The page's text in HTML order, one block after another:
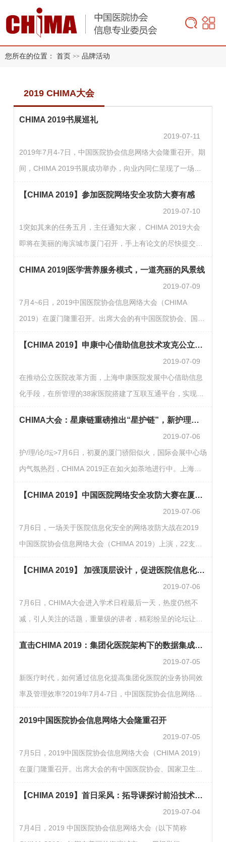
您所在的位置： 首页 >> 品牌活动
2019 CHIMA大会
CHIMA 2019书展巡礼
2019-07-11
2019年7月4-7日，中国医院协会信息网络大会隆重召开。期
间，CHIMA 2019书展成功举办，向业内同仁呈现了一场学
主题的CHIMA书展，已经连续举办三届。与往届书展不同，
今年书展的规模更大、展书更多、内容更丰富、人气更旺
盛。72平米宽敞的特装展区，给读者营造了良好的读书环
境，书展期间，参观代表热情踊跃、络绎不绝，许多代表多
次参观、驻足阅读、流连忘返。读者络绎不绝读者驻足阅读
【CHIMA 2019】参加医院网络安全攻防大赛有感
2019-07-10
1突如其来的任务五月，主任通知大家， CHIMA 2019大会
即将在美丽的海滨城市厦门召开，手上有论文的尽快提交，
正好我在写关于医院网络安全建设的文章，加之CHIMA大会
对业内人士巨大的吸引力，于是赶紧加班把论文写完，争取
参会机会。“不幸”的是，我的论文没被CHIMA看上。“万
幸”的是，我和另外一名同事被主任安排去参加首届“中国医
院网络安全攻防大赛”。我清晰地记得，6月16日中午正在吃
CHIMA 2019|医学营养服务模式，一道亮丽的风景线
2019-07-09
7月4~6日，2019中国医院协会信息网络大会（CHIMA
2019）在厦门隆重召开。出席大会的有中国医院协会、国家
建省卫生健康委、厦门市政府和厦门市卫生健康委等政府领
导。全国医疗行业信息化领导、专家学者、业界精英、产业
领袖等参会人数超过6000名。上海营康举办的“第三届信息
技术助力下的医疗服务模式创新论坛”在CHIMA 2019大会隆
重召开。围绕舌尖上的智慧医疗服务，从智慧营养、专业医
【CHIMA 2019】申康中心借助信息技术攻克公立医院管理堡垒
2019-07-09
在推动公立医院改革方面，上海申康医院发展中心借助信息
化手段，在所管理的38家医院搭建了互联互通平台，实现了
的运营效率和服务质量，“啃”下了公立医院这块医改中“最硬
的骨头”，方便百姓就医。CHIMA 2019大会设立了特邀上海
申康现代化医院管理专场，邀请申康医院发展中心领导及其
所管辖医院领导向与会嘉宾介绍了申康推动医院改革的经
验。上海申康医院发展中心党委副书记方秉华介绍了医院运
CHIMA大会：星康链重磅推出“星护链”，新护理让呵护如约而至！
2019-07-06
护/理/论/坛>7月6日，初夏的厦门骄阳似火，国际会展中心场
内气氛热烈，CHIMA 2019正在如火如荼地进行中。上海星
论坛上发表了题为“打造互联网+护理产业，我们准备好了
吗？”的主题演讲，现场分享了星康链对互联网+护理的思考
和探索，并重磅推出护理上门产品—“星护链”。现在你可以
用手机叫个护士！打针、压疮护理、胃管护理、催乳、小儿
推拿、吸痰、换药……这些医护服务以前必须到医院，现在
【CHIMA 2019】中国医院网络安全攻防大赛在厦门举行
2019-07-06
7月6日，一场关于医院信息化安全的网络攻防大战在2019
中国医院协会信息网络大会（CHIMA 2019）上演，22支来
逐，最终四川大学华西第二医院队夺得“奇安信杯”中国医院
网络安全攻防大赛冠军。由中国医院协会信息专业委员会主
办、奇安信集团承办“奇安信杯”中国医院网络安全攻防大赛
决赛，作为面向中国医疗行业、以安全攻防为主的综合型竞
技比赛，是2019中国医院协会信息网络大会暨中外医疗信息
【CHIMA 2019】 加强顶层设计，促进医院信息化进入智慧医疗新时代
2019-07-06
7月6日，CHIMA大会进入学术日程最后一天，热度仍然不
减，引人关注的话题，重量级的讲者，精彩纷呈的论坛让人
康委司局领导、著名三甲医院管理者以及HIT企业专家开讲
布道，使本场备受瞩目。国家卫生健康委规划发展与信息化
司司长毛群安指出，医院信息化发展离不开好的领导，好的
领导也离不开信息化的支撑。他表示，近年来国家高度重视
医院信息化的建设和应用，国家连续发布文件强调运用新一
直击CHIMA 2019：集团化医院架构下的数据集成平台建设与实践
2019-07-05
新医疗时代，如何通过信息化提高集团化医院的业务协同效
率及管理效率?2019年7月4-7日，中国医院协会信息网络大
医疗服务从“信息化”向“智慧化”过渡阶段医疗信息化建设的重
点和趋势，最终实现医疗信息化便民惠民服务有序落地。>现
场直击2019年7月5日作为医疗行业整体信息化发展的重要风
向标，CHIMA2019汇聚了来自全国卫生健康行政部门、医疗
机构、相关企业和科研机构的杰出代表及行业精英，共同…
2019中国医院协会信息网络大会隆重召开
2019-07-05
7月5日，2019中国医院协会信息网络大会（CHIMA 2019）
在厦门隆重召开。出席大会的有中国医院协会、国家卫生健
生健康委、厦门市政府和厦门市卫生健康委等政府领导。全
国医疗行业信息化领导、专家学者、业界精英、产业领袖等
参会人数超过6000名。全国人大教科文卫委员会副主任委
【CHIMA 2019】首日采风：拓导课探讨前沿技术应用 医疗信息化企业云集
2019-07-04
7月4日，2019 中国医院协会信息网络大会（以下简称